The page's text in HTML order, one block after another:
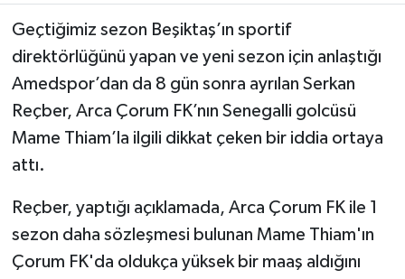
Geçtiğimiz sezon Beşiktaş’ın sportif
direktörlüğünü yapan ve yeni sezon için anlaştığı
Amedspor’dan da 8 gün sonra ayrılan Serkan
Reçber, Arca Çorum FK’nın Senegalli golcüsü
Mame Thiam’la ilgili dikkat çeken bir iddia ortaya
attı.
Reçber, yaptığı açıklamada, Arca Çorum FK ile 1
sezon daha sözleşmesi bulunan Mame Thiam'ın
Çorum FK'da oldukça yüksek bir maaş aldığını
Oğuzlar
Ortaköy
Osmancık
Sungurlu
Sağlık